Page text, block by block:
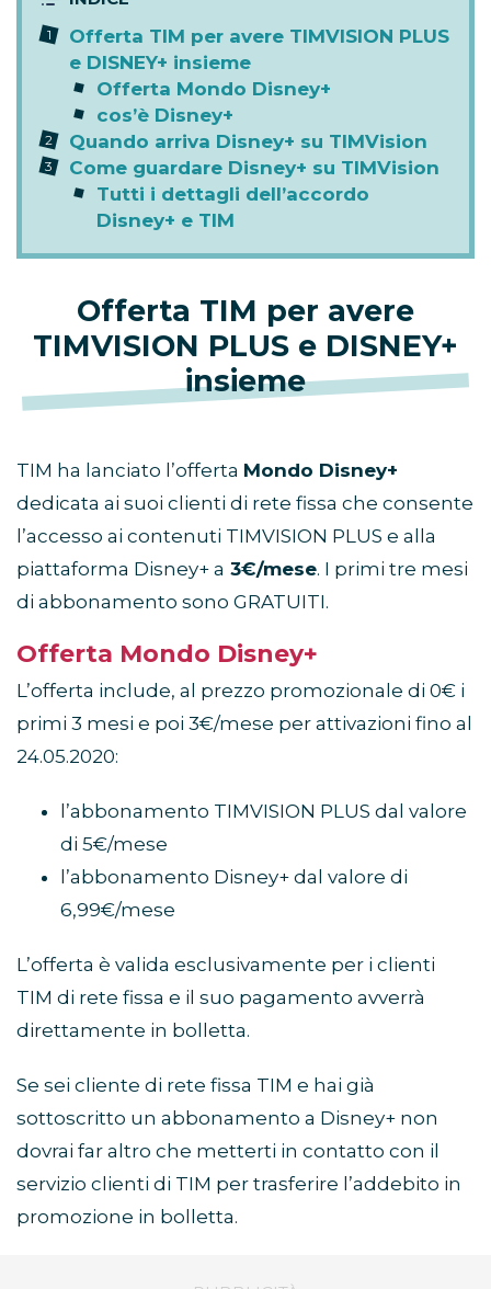
Offerta TIM per avere TIMVISION PLUS
e DISNEY+ insieme
Offerta Mondo Disney+
cos’è Disney+
Quando arriva Disney+ su TIMVision
Come guardare Disney+ su TIMVision
Tutti i dettagli dell’accordo
Disney+ e TIM
Offerta TIM per avere
TIMVISION PLUS e DISNEY+
insieme
TIM ha lanciato l’offerta Mondo Disney+
dedicata ai suoi clienti di rete fissa che consente
l’accesso ai contenuti TIMVISION PLUS e alla
piattaforma Disney+ a 3€/mese. I primi tre mesi
di abbonamento sono GRATUITI.
Offerta Mondo Disney+
L’offerta include, al prezzo promozionale di 0€ i
primi 3 mesi e poi 3€/mese per attivazioni fino al
24.05.2020:
l’abbonamento TIMVISION PLUS dal valore
di 5€/mese
l’abbonamento Disney+ dal valore di
6,99€/mese
L’offerta è valida esclusivamente per i clienti
TIM di rete fissa e il suo pagamento avverrà
direttamente in bolletta.
Se sei cliente di rete fissa TIM e hai già
sottoscritto un abbonamento a Disney+ non
dovrai far altro che metterti in contatto con il
servizio clienti di TIM per trasferire l’addebito in
promozione in bolletta.